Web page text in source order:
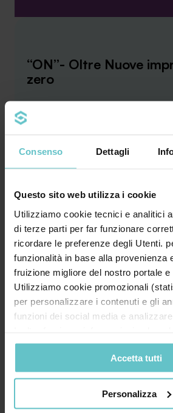
Consenso Dettagli
Questo sito web utilizza i cookie
Utilizziamo cookie tecnici e analitici
di terze parti per far funzionare
ricordare le preferenze degli Utenti.
funzionalità in base alla provenienza
fruizione migliore del nostro portale e
Utilizziamo cookie promozionali
per personalizzare i contenuti e gli
funzioni dei social media e
nostro sito ai nostri partner che si
dati web, pubblicità e social media, i
combinarle con altre informazioni
che hanno raccolto in base al tuo
Accetta tutti
Personalizza
“ON”- Oltre Nuove
zero
m...
Approfondisci
PSR PAC 2023-2027:
l’insediamento di
Si tratta della concessione di